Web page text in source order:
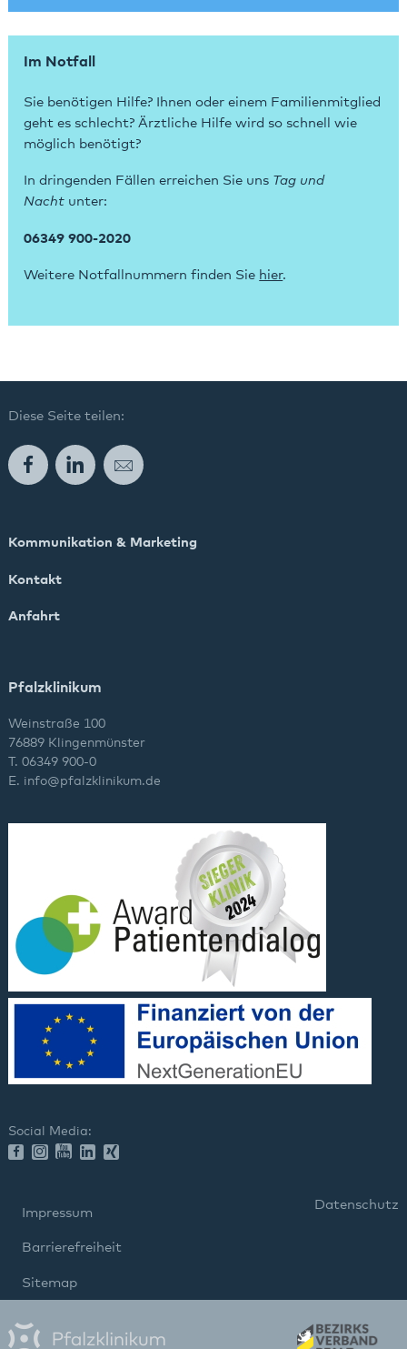
Im Notfall
Sie benötigen Hilfe? Ihnen oder einem Familienmitglied
geht es schlecht? Ärztliche Hilfe wird so schnell wie
möglich benötigt?
In dringenden Fällen erreichen Sie uns Tag und
Nacht unter:
06349 900-2020
Weitere Notfallnummern finden Sie hier.
Diese Seite teilen:
FacebookLinkedInE-Mail
Kommunikation & Marketing
Kontakt
Anfahrt
Pfalzklinikum
Weinstraße 100
76889 Klingenmünster
T. 06349 900-0
E. info@pfalzklinikum.de
Social Media:
Impressum
Datenschutz
Barrierefreiheit
Sitemap